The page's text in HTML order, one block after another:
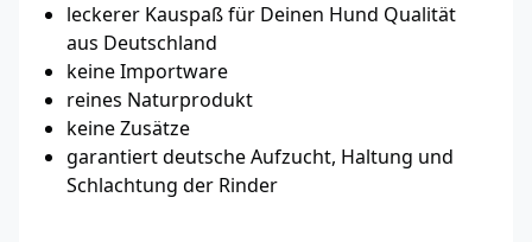
leckerer Kauspaß für Deinen Hund Qualität
aus Deutschland
keine Importware
reines Naturprodukt
keine Zusätze
garantiert deutsche Aufzucht, Haltung und
Schlachtung der Rinder